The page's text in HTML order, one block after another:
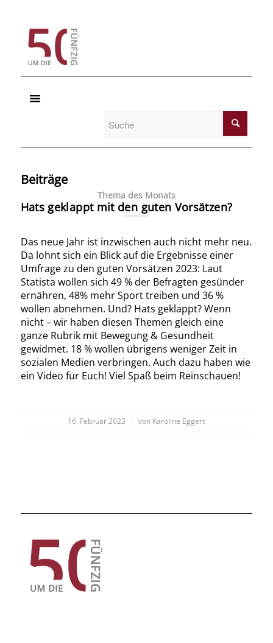
Beiträge
Thema des Monats
Hats geklappt mit den guten Vorsätzen?
Das neue Jahr ist inzwischen auch nicht mehr neu.
Da lohnt sich ein Blick auf die Ergebnisse einer
Umfrage zu den guten Vorsätzen 2023: Laut
Statista wollen sich 49 % der Befragten gesünder
ernähren, 48% mehr Sport treiben und 36 %
wollen abnehmen. Und? Hats geklappt? Wenn
nicht – wir haben diesen Themen gleich eine
ganze Rubrik mit Bewegung & Gesundheit
gewidmet. 18 % wollen übrigens weniger Zeit in
sozialen Medien verbringen. Auch dazu haben wie
ein Video für Euch! Viel Spaß beim Reinschauen!
16. Februar 2023
/ von Karoline Eggert